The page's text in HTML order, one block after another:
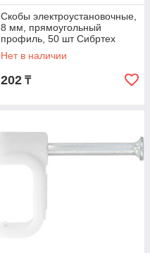
Скобы электроустановочные,
8 мм, прямоугольный
профиль, 50 шт Сибртех
Нет в наличии
202 ₸